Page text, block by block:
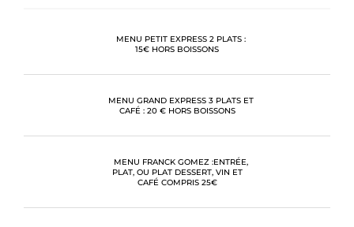
MENU PETIT EXPRESS 2 PLATS :
15€ HORS BOISSONS
MENU GRAND EXPRESS 3 PLATS ET
CAFÉ : 20 € HORS BOISSONS
MENU FRANCK GOMEZ :ENTRÉE,
PLAT, OU PLAT DESSERT, VIN ET
CAFÉ COMPRIS 25€